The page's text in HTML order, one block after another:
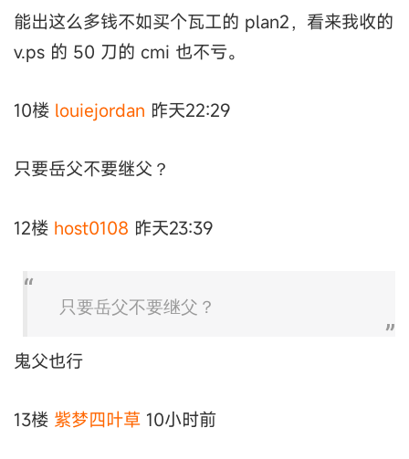
能出这么多钱不如买个瓦工的 plan2，看来我收的
v.ps 的 50 刀的 cmi 也不亏。
10楼 louiejordan 昨天22:29
只要岳父不要继父？
12楼 host0108 昨天23:39
只要岳父不要继父？
鬼父也行
13楼 紫梦四叶草 10小时前